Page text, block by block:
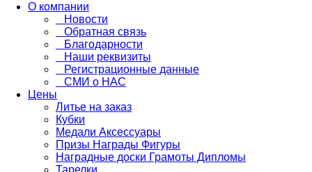
О компании
Новости
Обратная связь
Благодарности
Наши реквизиты
Регистрационные данные
СМИ о НАС
Цены
Литье на заказ
Кубки
Медали Аксессуары
Призы Награды Фигуры
Наградные доски Грамоты Дипломы
Тарелки